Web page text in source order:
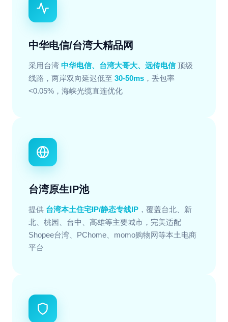
中华电信/台湾大精品网
采用台湾 中华电信、台湾大哥大、远传电信顶级
线路，两岸双向延迟低至 30-50ms ，丢包率
<0.05%，海峡光缆直连优化
台湾原生IP池
提供 台湾本土住宅IP/静态专线IP ，覆盖台北、新
北、桃园、台中、高雄等主要城市，完美适配
Shopee台湾、PChome、momo购物网等本土电商
平台